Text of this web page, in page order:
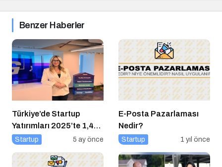
Benzer Haberler
Türkiye’de Startup
Yatırımları 2025’te 1,4
Milyar Dolara Ulaştı
Startup 5 ay önce
E-Posta Pazarlaması
Nedir?
Startup 1 yıl önce